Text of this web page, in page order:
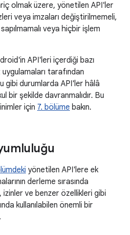
olmak üzere, yönetilen API'ler
veya imzaları değiştirilmemeli,
veya hiçbir işlem
API'leri içerdiği bazı
tarafından
gibi durumlarda API'ler hâlâ
bir şekilde davranmalıdır. Bu
için 7. bölüme bakın.
yönetilen API'lere ek
derleme sırasında
ve benzer özellikleri gibi
kullanılabilen önemli bir